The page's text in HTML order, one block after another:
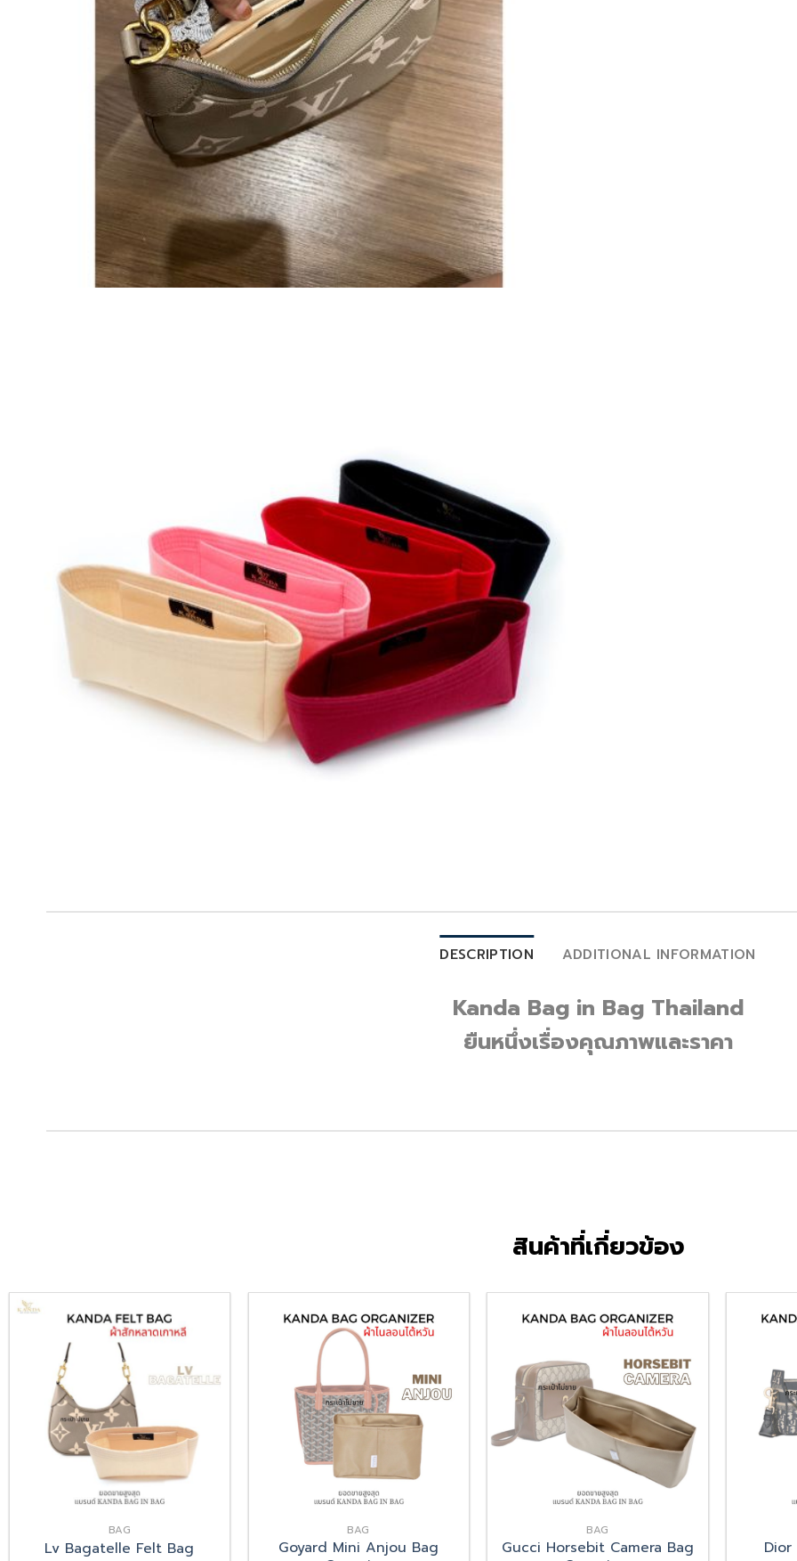
DESCRIPTION ADDITIONAL INFORMATION
Kanda Bag in Bag Thailand
ยืนหนึ่งเรื่องคุณภาพและราคา
สินค้าที่เกี่ยวข้อง
wishlist
BAG
Lv Bagatelle Felt Bag
wishlist
BAG
Goyard Mini Anjou Bag
to
wishlist
BAG
Gucci Horsebit Camera Bag
Dior